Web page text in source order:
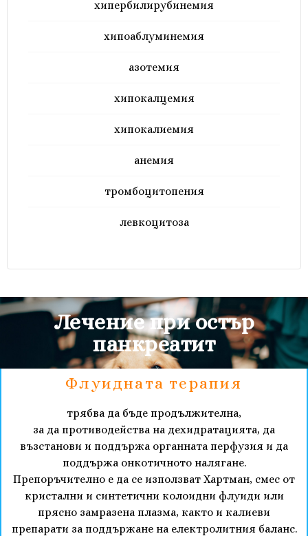
хипербилирубинемия
хипоаблуминемия
азотемия
хипокалцемия
хипокалиемия
анемия
тромбоцитопения
левкоцитоза
Лечение при остър
панкреатит
Флуидната терапия
трябва да бъде продължителна,
за да противодейства на дехидратацията, да
възстанови и поддържа органната перфузия и да
поддържа онкотичното налягане.
Препоръчително е да се използват Хартман, смес от
кристални и синтетични колоидни флуиди или
прясно замразена плазма, както и калиеви
препарати за поддържане на електролитния баланс.